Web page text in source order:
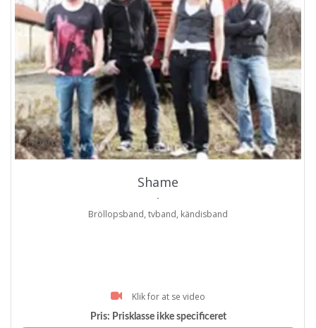
ProArtist
Shame
.
Bröllopsband, tvband, kändisband
Klik for at se video
Pris: Prisklasse ikke specificeret